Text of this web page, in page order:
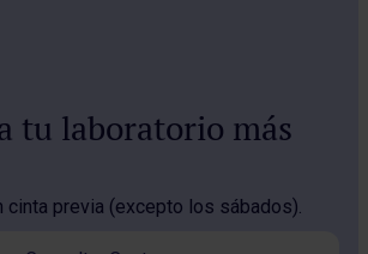
tu laboratorio más
cinta previa (excepto los sábados).